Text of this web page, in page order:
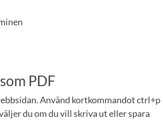
PDF
Använd kortkommandot ctrl+p
du om du vill skriva ut eller spara